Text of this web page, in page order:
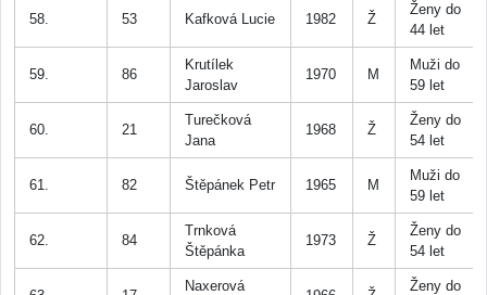
58. 53 Kafková Lucie 1982 Ž
Ženy do
44 let
59. 86
Krutílek
Jaroslav
1970 M
Muži do
59 let
60. 21
Turečková
Jana
1968 Ž
Ženy do
54 let
61. 82 Štěpánek Petr 1965 M
Muži do
59 let
62. 84
Trnková
Štěpánka
1973 Ž
Ženy do
54 let
Naxerová Ženy do